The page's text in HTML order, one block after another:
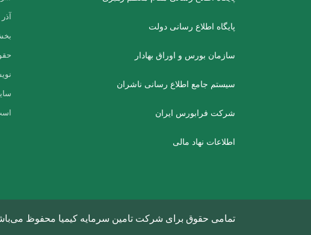
پایگاه اطلاع رسانی دولت
سازمان بورس و اوراق بهادار
سیستم جامع اطلاع رسانی ناشران
شرکت فرابورس ایران
اطلاعات نهاد مالی
تمامی حقوق برای شرکت تامین سرمایه کیمیا محفوظ